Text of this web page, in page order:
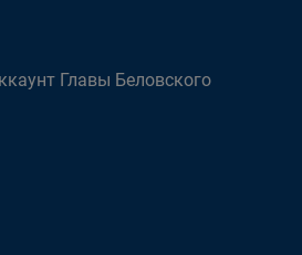
Главы Беловского